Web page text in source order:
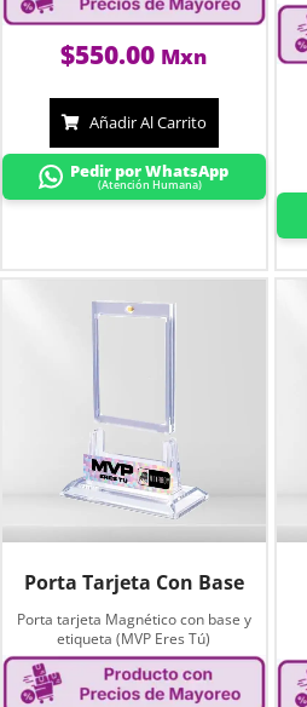
$550.00 Mxn
Añadir Al Carrito
Pedir por WhatsApp
(Atención Humana)
Porta Tarjeta Con Base
Porta tarjeta Magnético con base y
etiqueta (MVP Eres Tú)